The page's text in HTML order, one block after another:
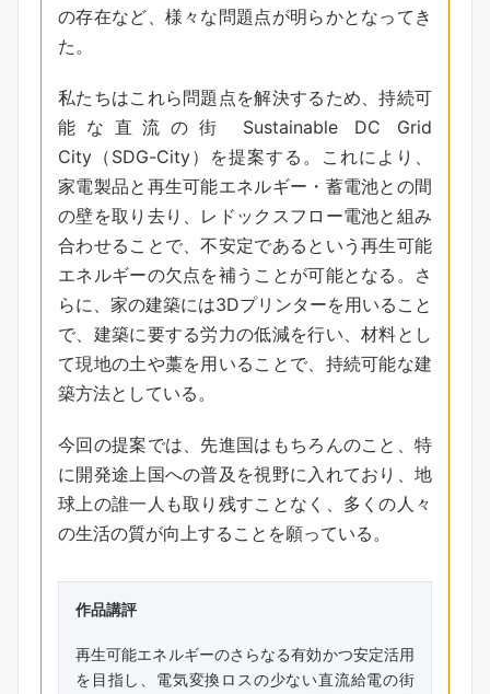
の存在など、様々な問題点が明らかとなってき
た。
私たちはこれら問題点を解決するため、持続可
能な直流の街 Sustainable DC Grid
City（SDG-City）を提案する。これにより、
家電製品と再生可能エネルギー・蓄電池との間
の壁を取り去り、レドックスフロー電池と組み
合わせることで、不安定であるという再生可能
エネルギーの欠点を補うことが可能となる。さ
らに、家の建築には3Dプリンターを用いること
で、建築に要する労力の低減を行い、材料とし
て現地の土や藁を用いることで、持続可能な建
築方法としている。
今回の提案では、先進国はもちろんのこと、特
に開発途上国への普及を視野に入れており、地
球上の誰一人も取り残すことなく、多くの人々
の生活の質が向上することを願っている。
作品講評
再生可能エネルギーのさらなる有効かつ安定活用
を目指し、電気変換ロスの少ない直流給電の街